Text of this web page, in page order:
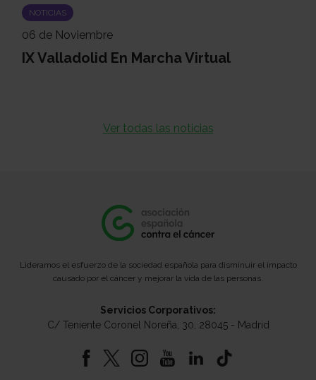
NOTICIAS
06 de Noviembre
IX Valladolid En Marcha Virtual
Ver todas las noticias
Lideramos el esfuerzo de la sociedad española para disminuir el impacto
causado por el cáncer y mejorar la vida de las personas.
Servicios Corporativos:
C/ Teniente Coronel Noreña, 30, 28045 - Madrid